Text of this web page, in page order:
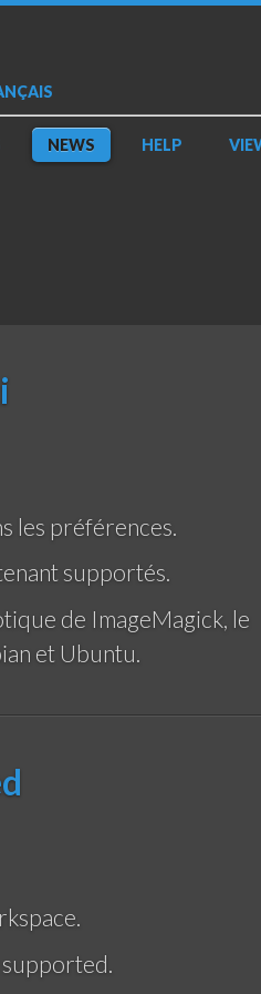
NEWS HELP
les préférences.
supportés.
de ImageMagick, le
et Ubuntu.